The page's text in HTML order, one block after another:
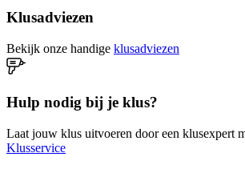
Klusadviezen
Bekijk onze handige klusadviezen
Hulp nodig bij je klus?
Laat jouw klus uitvoeren door een klusexpert
Klusservice